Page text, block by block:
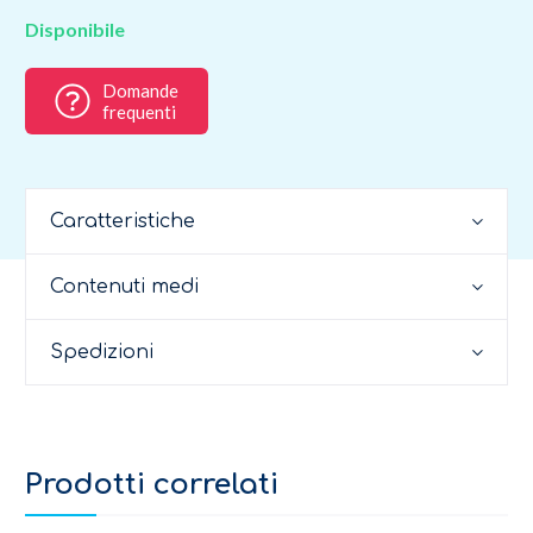
Disponibile
Domande
frequenti
Caratteristiche
Contenuti medi
Spedizioni
Prodotti correlati